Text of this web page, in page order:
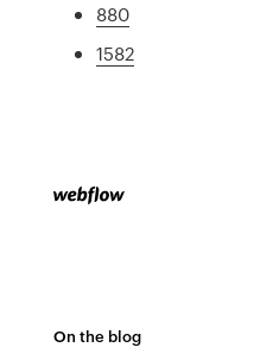
880
1582
On the blog